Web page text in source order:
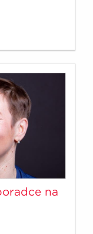
na